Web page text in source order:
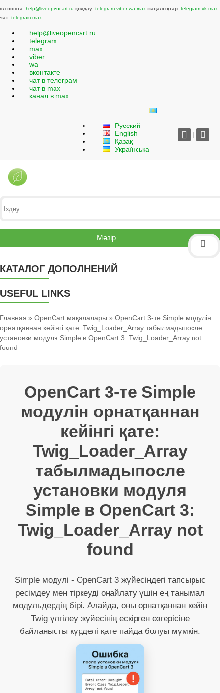
эл.пошта: help@liveopencart.ru қолдау: telegram viber wa max жаңалықтар: telegram vk max
чат: telegram max
help@liveopencart.ru
telegram
max
viber
wa
вконтакте
чат в телеграм
чат в max
канал в max
Русский
English
Қазақ
Українська
|
Мәзір
КАТАЛОГ ДОПОЛНЕНИЙ
USEFUL LINKS
Главная » OpenCart мақалалары » OpenCart 3-те Simple модулін
орнатқаннан кейінгі қате: Twig_Loader_Array табылмадыпосле
установки модуля Simple в OpenCart 3: Twig_Loader_Array not
found
OpenCart 3-те Simple
модулін орнатқаннан
кейінгі қате:
Twig_Loader_Array
табылмадыпосле
установки модуля
Simple в OpenCart 3:
Twig_Loader_Array not
found
Simple модулі - OpenCart 3 жүйесіндегі тапсырыс
ресімдеу мен тіркеуді оңайлату үшін ең танымал
модульдердің бірі. Алайда, оны орнатқаннан кейін
Twig үлгілеу жүйесінің ескірген өзгерісіне
байланысты күрделі қате пайда болуы мүмкін.